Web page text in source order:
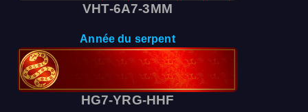
VHT-6A7-3MM
Année du serpent
HG7-YRG-HHF